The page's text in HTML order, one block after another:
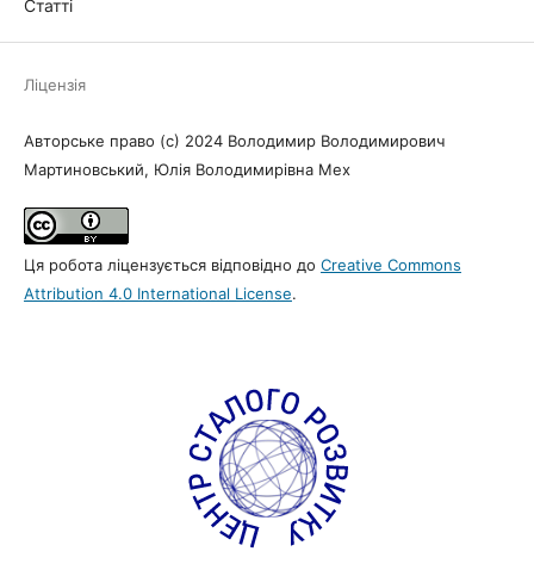
Статті
Ліцензія
Авторське право (c) 2024 Володимир Володимирович
Мартиновський, Юлія Володимирівна Мех
Ця робота ліцензується відповідно до Creative Commons
Attribution 4.0 International License.